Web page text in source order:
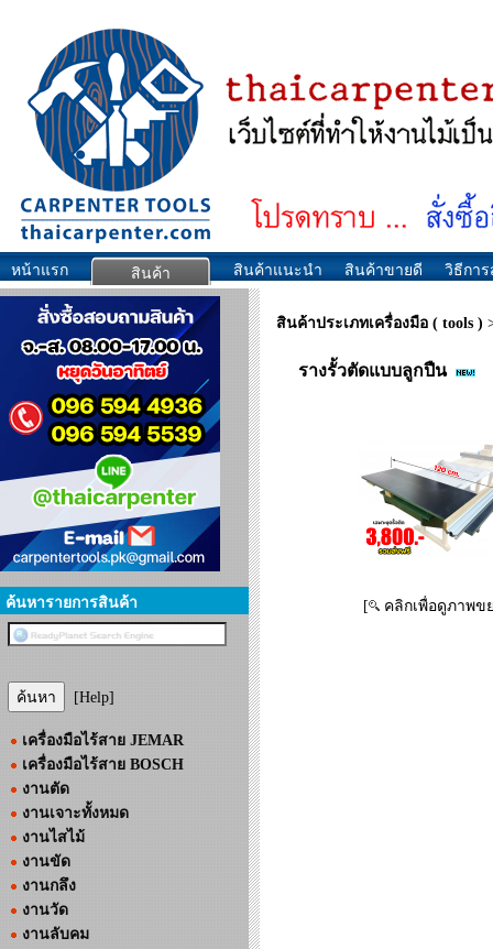
หน้าแรก สินค้า สินค้าแนะนำ สินค้าขายดี วิธีกา
ค้นหารายการสินค้า
[Help]
เครื่องมือไร้สาย JEMAR
เครื่องมือไร้สาย BOSCH
งานตัด
งานเจาะทั้งหมด
งานไสไม้
งานขัด
งานกลึง
งานวัด
งานลับคม
สินค้าประเภทเครื่องมือ ( tools )
รางรั้วตัดแบบลูกปืน
[ คลิกเพื่อดูภาพข